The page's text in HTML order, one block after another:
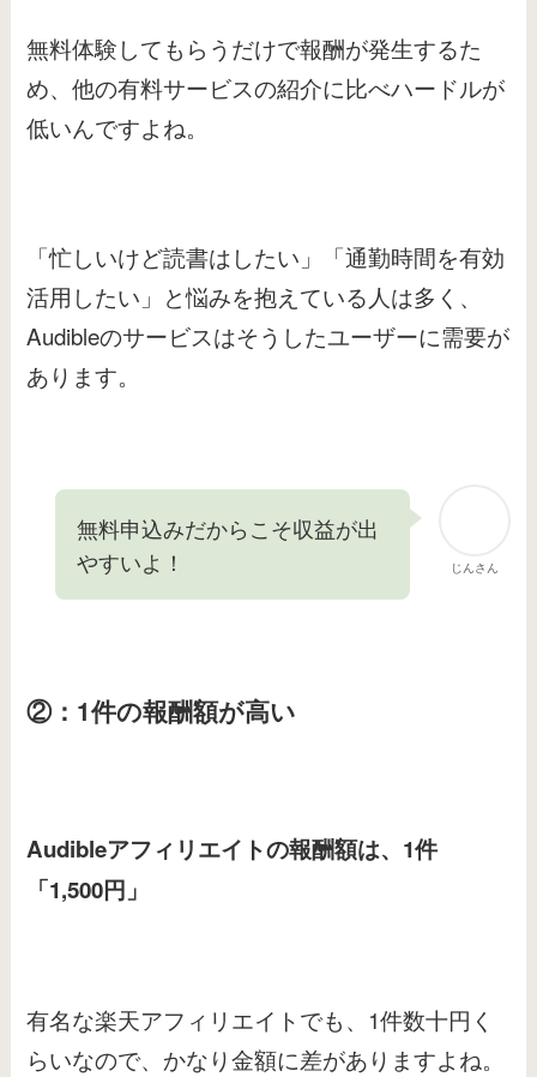
無料体験してもらうだけで報酬が発生するた
め、他の有料サービスの紹介に比べハードルが
低いんですよね。
「忙しいけど読書はしたい」「通勤時間を有効
活用したい」と悩みを抱えている人は多く、
Audibleのサービスはそうしたユーザーに需要が
あります。
じんさん
無料申込みだからこそ収益が出
やすいよ！
②：1件の報酬額が高い
Audibleアフィリエイトの報酬額は、1件
「1,500円」
有名な楽天アフィリエイトでも、1件数十円く
らいなので、かなり金額に差がありますよね。